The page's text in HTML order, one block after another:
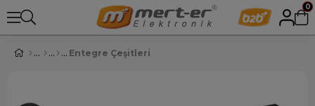
0
Entegre Çeşitleri